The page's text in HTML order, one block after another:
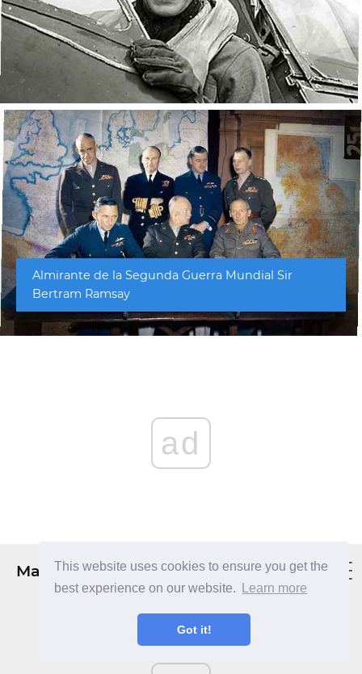
This website uses cookies to ensure you get the
best experience on our website.
Learn more
Got it!
Almirante de la Segunda Guerra Mundial Sir
Bertram Ramsay
ad
Mahnazmezon